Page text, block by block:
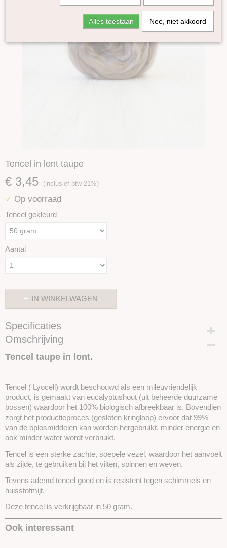
Tencel in lont taupe
€ 3,45 (inclusief btw 21%)
✓ Op voorraad
Tencel gekleurd
Aantal
IN WINKELWAGEN
Specificaties
Productcode
Omschrijving
Tencel taupe in lont.
Tencel ( Lyocell) wordt beschouwd als een mileuvriendelijk
product, is gemaakt van eucalyptushout (uit beheerde duurzame
bossen) waardoor het 100% biologisch afbreekbaar is. Bovendien
zorgt het productieproces (gesloten kringloop) ervoor dat 99%
van de oplosmiddelen kan worden hergebruikt, minder energie en
ook minder water wordt verbruikt.
Tencel is een sterke zachte, soepele vezel, waardoor het aanvoelt
als zijde, te gebruiken bij het vilten, spinnen en weven.
Tevens ademd tencel goed en is resistent tegen schimmels en
huisstofmijt.
Deze tencel is verkrijgbaar in 50 gram.
Ook interessant
Alles toestaan Nee, niet akkoord